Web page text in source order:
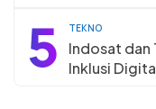
5 TEKNO
Indosat dan
Inklusi